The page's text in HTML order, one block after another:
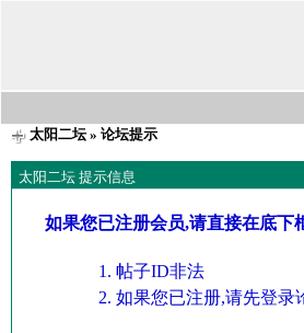
太阳二坛» 论坛提示
太阳二坛 提示信息
如果您已注册会员,请直接在底下
帖子ID非法
如果您已注册,请先登录